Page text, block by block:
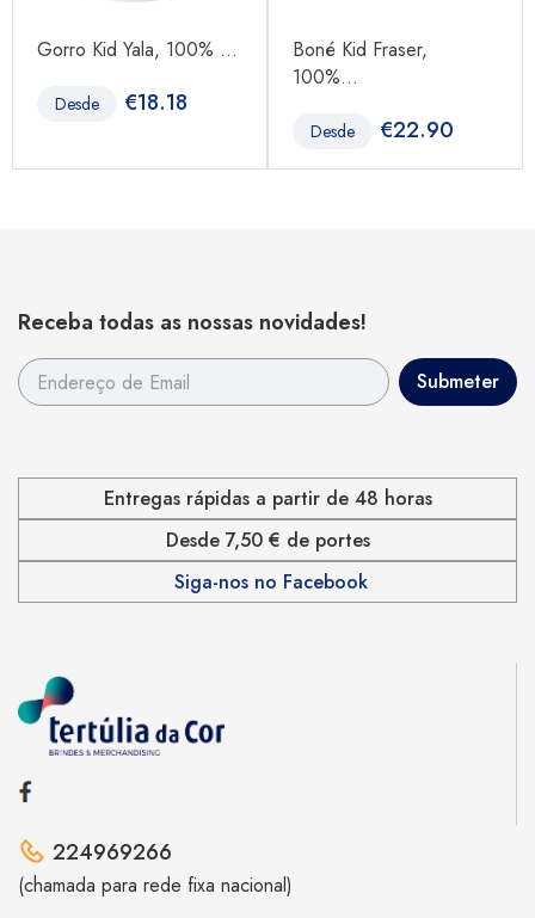
Gorro Kid Yala, 100% ...
Desde €18.18
Boné Kid Fraser,
100%...
Desde €22.90
Receba todas as nossas novidades!
Entregas rápidas a partir de 48 horas
Desde 7,50 € de portes
Siga-nos no Facebook
224969266
(chamada para rede fixa nacional)